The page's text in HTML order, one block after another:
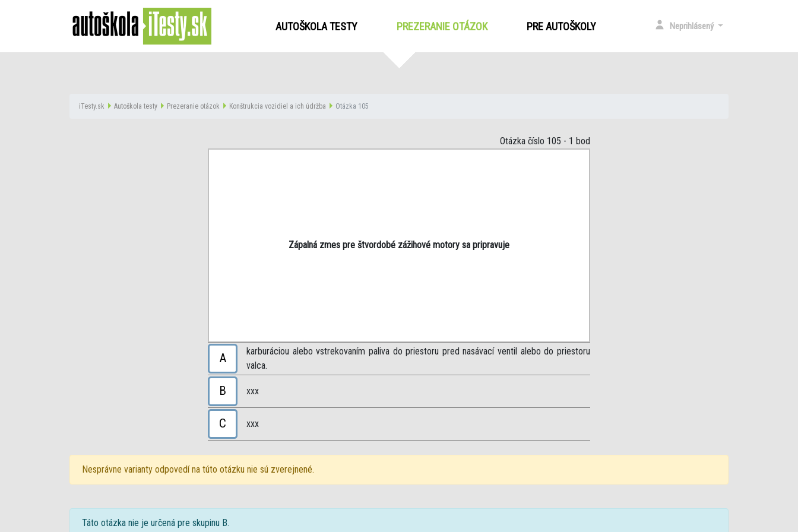
AUTOŠKOLA TESTY PREZERANIE OTÁZOK(CURRENT)PRE AUTOŠKOLY Neprihlásený
iTesty.sk Autoškola testy Prezeranie otázok Konštrukcia vozidiel a ich údržba Otázka 105
Otázka číslo 105 - 1 bod
Zápalná zmes pre štvordobé zážihové motory sa pripravuje
A
karburáciou alebo vstrekovaním paliva do priestoru pred nasávací ventil alebo do priestoru
valca.
B xxx
C xxx
Nesprávne varianty odpovedí na túto otázku nie sú zverejnené.
Táto otázka nie je určená pre skupinu B.